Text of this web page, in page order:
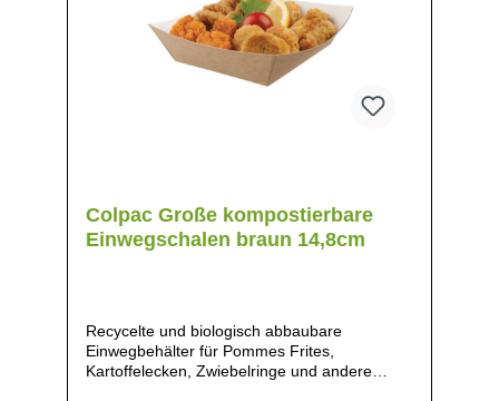
Colpac Große kompostierbare
Einwegschalen braun 14,8cm
Recycelte und biologisch abbaubare
Einwegbehälter für Pommes Frites,
Kartoffelecken, Zwiebelringe und andere